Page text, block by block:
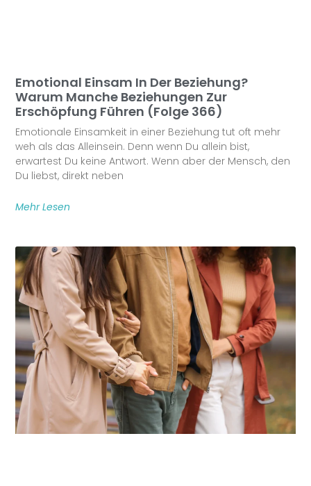
Emotional Einsam In Der Beziehung?
Warum Manche Beziehungen Zur
Erschöpfung Führen (Folge 366)
Emotionale Einsamkeit in einer Beziehung tut oft mehr
weh als das Alleinsein. Denn wenn Du allein bist,
erwartest Du keine Antwort. Wenn aber der Mensch, den
Du liebst, direkt neben
Mehr Lesen